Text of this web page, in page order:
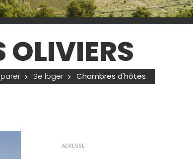
OLIVIERS
Se loger Chambres d'hôtes
ADRESSE